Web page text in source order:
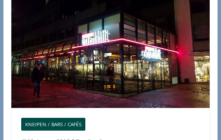
KNEIPEN / BARS / CAFÉS